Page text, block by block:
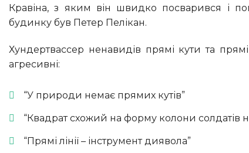
Кравіна, з яким він швидко посварився і
будинку був Петер Пелікан.
Хундертвассер ненавидів прямі кути та прямі лінії. На цю тему відомо безліч його висловлювань, деякі дуже
агресивні:
“У природи немає прямих кутів”
“Квадрат схожий на форму колони солдатів
“Прямі лінії – інструмент диявола”